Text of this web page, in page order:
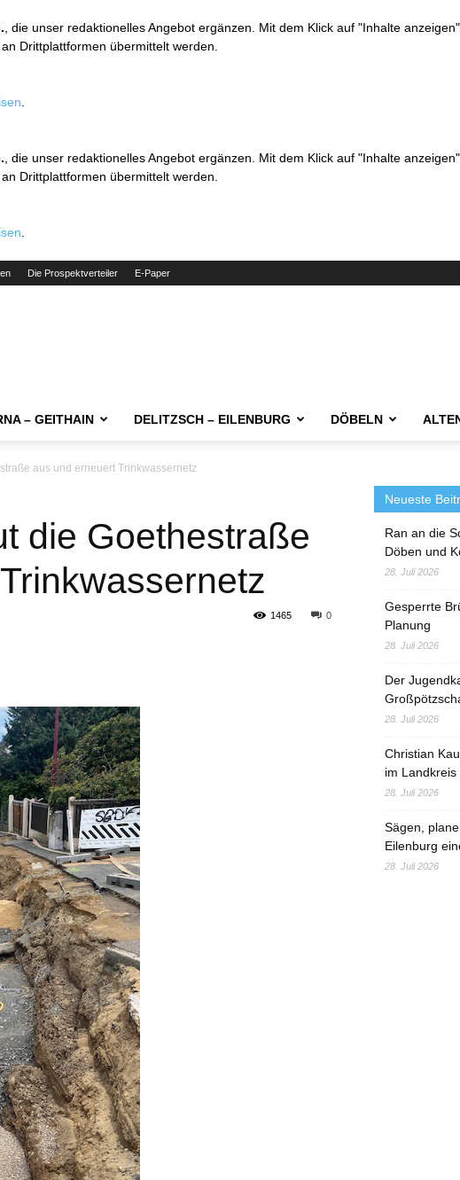
, die unser redaktionelles Angebot ergänzen. Mit dem Klick auf "Inhalte
Drittplattformen übermittelt werden.
, die unser redaktionelles Angebot ergänzen. Mit dem Klick auf "Inhalte
Drittplattformen übermittelt werden.
Die Prospektverteiler E-Paper
– GEITHAIN DELITZSCH – EILENBURG DÖBELN
aus und erneuert Trinkwassernetz
die Goethestraße
0
1465
Neueste
Ran an die
Döben und
28. Juli 2026
Gesperrte
Planung
28. Juli 2026
Der
28. Juli 2026
Christian
im Landkreis
28. Juli 2026
Sägen,
Eilenburg
28. Juli 2026